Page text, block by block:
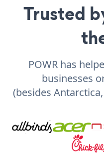
Trusted
POWR has
businesses
(besides